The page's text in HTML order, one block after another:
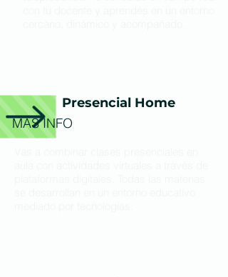
Presencial Home
MÁS INFO